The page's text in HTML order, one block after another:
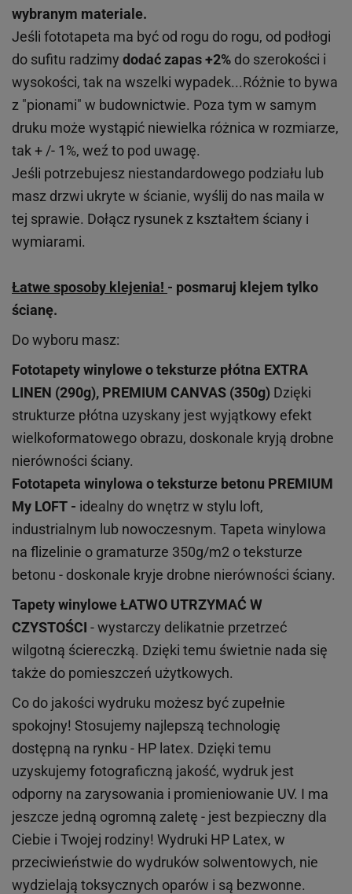
wybranym materiale.
Jeśli fototapeta ma być od rogu do rogu, od podłogi
do sufitu radzimy dodać zapas +2% do szerokości i
wysokości, tak na wszelki wypadek...Różnie to bywa
z "pionami" w budownictwie. Poza tym w samym
druku może wystąpić niewielka różnica w rozmiarze,
tak + /- 1%, weź to pod uwagę.
Jeśli potrzebujesz niestandardowego podziału lub
masz drzwi ukryte w ścianie, wyślij do nas maila w
tej sprawie. Dołącz rysunek z kształtem ściany i
wymiarami.
Łatwe sposoby klejenia! - posmaruj klejem tylko
ścianę.
Do wyboru masz:
Fototapety winylowe oteksturze płótna EXTRA
LINEN (290g), PREMIUM CANVAS (350g) Dzięki
strukturze płótna uzyskany jest wyjątkowy efekt
wielkoformatowego obrazu, doskonale kryją drobne
nierówności ściany.
Fototapeta winylowa oteksturze betonu PREMIUM
My LOFT - idealny do wnętrz w stylu loft,
industrialnym lub nowoczesnym. Tapeta winylowa
na flizelinie o gramaturze 350g/m2 o teksturze
betonu - doskonale kryje drobne nierówności ściany.
Tapety winyloweŁATWO UTRZYMAĆ W
CZYSTOŚCI - wystarczy delikatnie przetrzeć
wilgotną ściereczką. Dzięki temu świetnie nada się
także do pomieszczeń użytkowych.
Co do jakości wydruku możesz być zupełnie
spokojny! Stosujemy najlepszą technologię
dostępną na rynku - HP latex. Dzięki temu
uzyskujemy fotograficzną jakość, wydruk jest
odporny na zarysowania i promieniowanie UV. I ma
jeszcze jedną ogromną zaletę - jest bezpieczny dla
Ciebie i Twojej rodziny! Wydruki HP Latex, w
przeciwieństwie do wydruków solwentowych, nie
wydzielają toksycznych oparów i są bezwonne.